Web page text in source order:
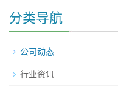
分类导航
公司动态
行业资讯